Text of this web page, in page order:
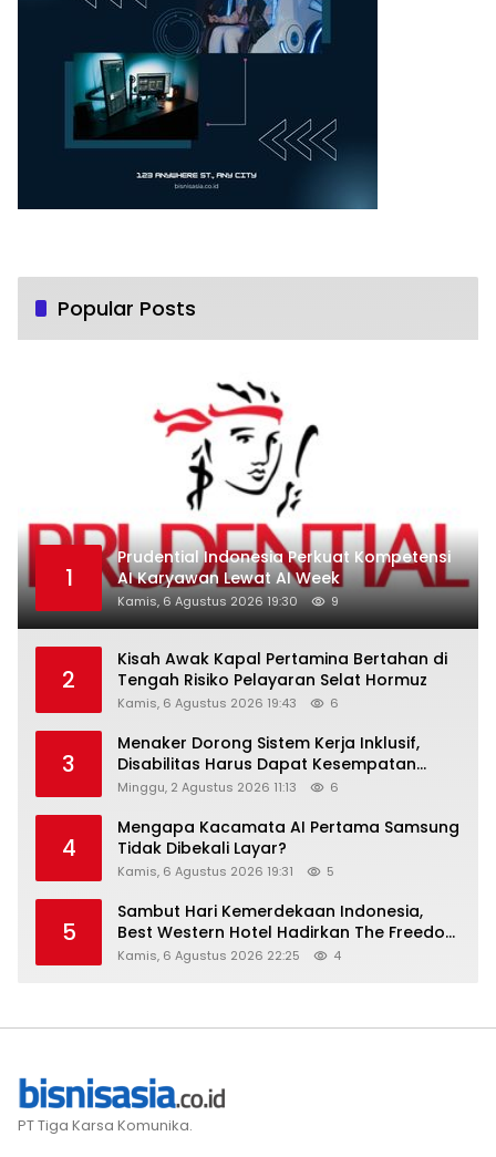
Popular Posts
1
Prudential Indonesia Perkuat Kompetensi
AI Karyawan Lewat AI Week
Kamis, 6 Agustus 2026 19:30 9
2
Kisah Awak Kapal Pertamina Bertahan di
Tengah Risiko Pelayaran Selat Hormuz
Kamis, 6 Agustus 2026 19:43 6
3
Menaker Dorong Sistem Kerja Inklusif,
Disabilitas Harus Dapat Kesempatan
Setara
Minggu, 2 Agustus 2026 11:13 6
4
Mengapa Kacamata AI Pertama Samsung
Tidak Dibekali Layar?
Kamis, 6 Agustus 2026 19:31 5
5
Sambut Hari Kemerdekaan Indonesia,
Best Western Hotel Hadirkan The Freedom
Stay Diskon Hingga 45%
Kamis, 6 Agustus 2026 22:25 4
PT Tiga Karsa Komunika.